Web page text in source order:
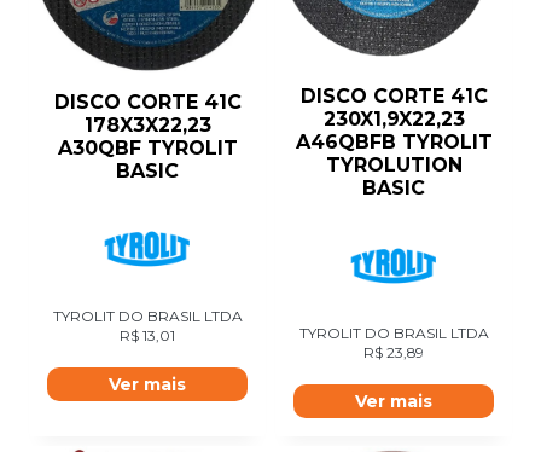
DISCO CORTE 41C
178X3X22,23
A30QBF TYROLIT
BASIC
TYROLIT DO BRASIL LTDA
R$ 13,01
Ver mais
DISCO CORTE 41C
230X1,9X22,23
A46QBFB TYROLIT
TYROLUTION
BASIC
TYROLIT DO BRASIL LTDA
R$ 23,89
Ver mais